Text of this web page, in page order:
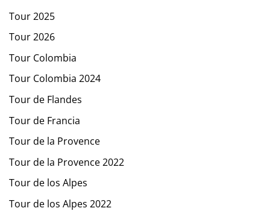
Tour 2025
Tour 2026
Tour Colombia
Tour Colombia 2024
Tour de Flandes
Tour de Francia
Tour de la Provence
Tour de la Provence 2022
Tour de los Alpes
Tour de los Alpes 2022